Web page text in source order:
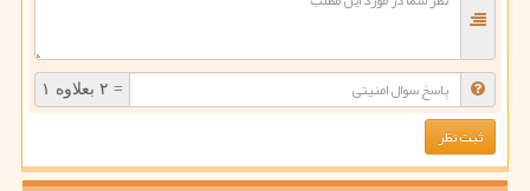
= ۲ بعلاوه ۱